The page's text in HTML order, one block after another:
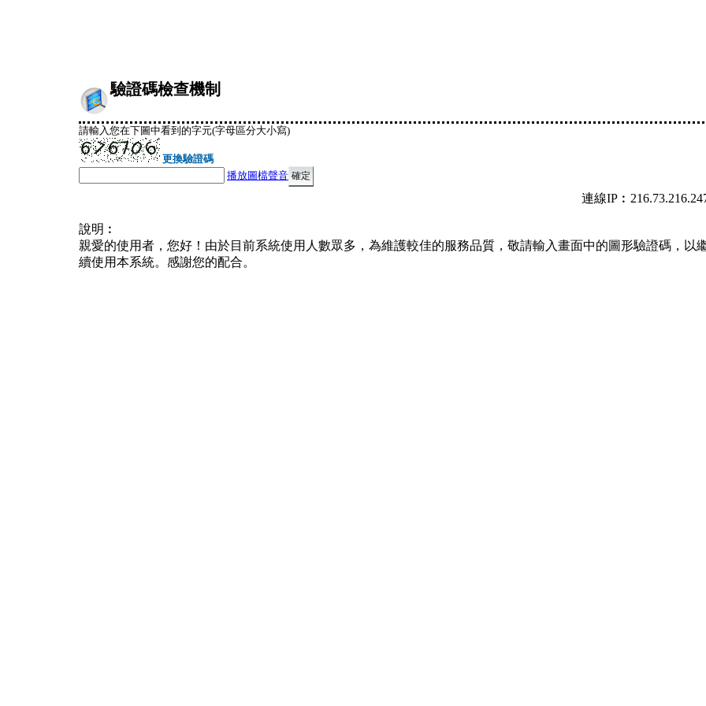
驗證碼檢查機制
請輸入您在下圖中看到的字元(字母區分大小寫)
更換驗證碼
播放圖檔聲音
連線
說明︰
親愛的使用者，您好！由於目前系統使用人數眾多，為維護較佳的服務品質，敬請輸入畫面中的圖形驗證碼，以
續使用本系統。感謝您的配合。